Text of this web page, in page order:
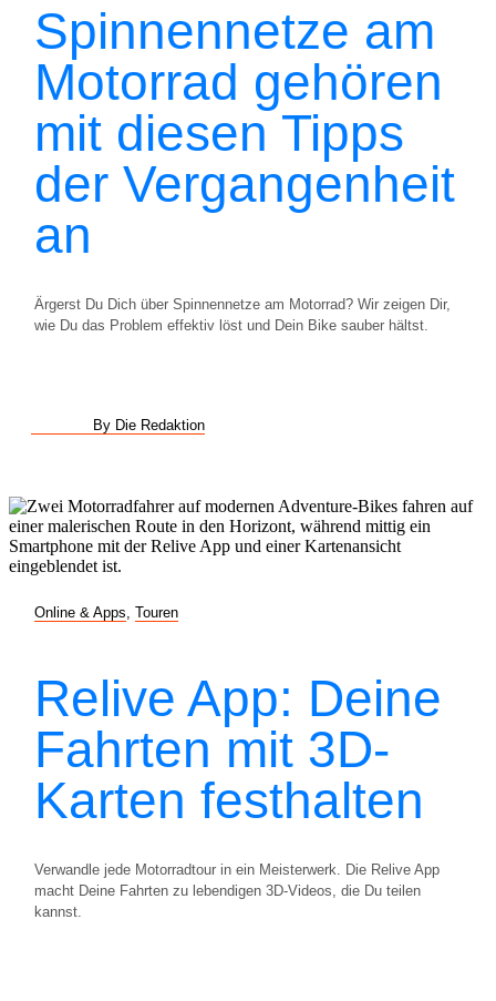
Spinnennetze am
Motorrad gehören
mit diesen Tipps
der Vergangenheit
an
Ärgerst Du Dich über Spinnennetze am Motorrad? Wir zeigen Dir,
wie Du das Problem effektiv löst und Dein Bike sauber hältst.
By Die Redaktion
Online & Apps Touren
Relive App: Deine
Fahrten mit 3D-
Karten festhalten
Verwandle jede Motorradtour in ein Meisterwerk. Die Relive App
macht Deine Fahrten zu lebendigen 3D-Videos, die Du teilen
kannst.